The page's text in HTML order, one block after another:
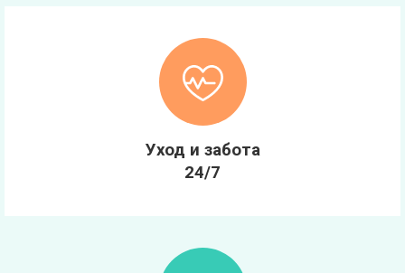
Уход и забота
24/7